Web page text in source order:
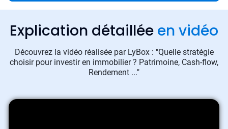
Explication détaillée en vidéo
Découvrez la vidéo réalisée par LyBox : "Quelle stratégie
choisir pour investir en immobilier ? Patrimoine, Cash-flow,
Rendement ..."